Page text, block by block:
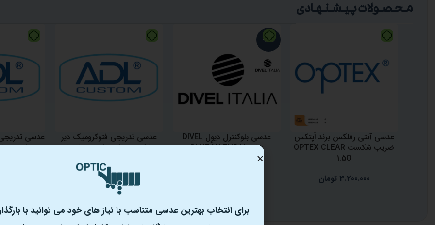
محصولات پیشنهادی
عدسی آنتی رفلکس برند اُپتکس
ضریب شکست OPTEX CLEAR
1.5O
3.200.000 تومان
-8%
عدسی بلوکنترل دیوِل DIVEL
BLUE NATURAL 1.56
عدسی تدریجی فتوکرومیک دیر
شکن هایوکس کاستوم 1.57
PHOTO HIVEX
17.600.000
عدسی
برای انتخاب بهترین عدسی متناسب با نیاز های خود می توانید با